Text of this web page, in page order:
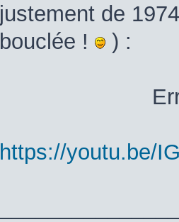
justement de
bouclée !
) :
https://youtu.be/